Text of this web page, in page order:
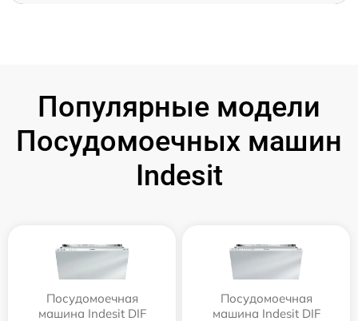
Популярные модели
Посудомоечных машин
Indesit
Посудомоечная
машина Indesit DIF
Посудомоечная
машина Indesit DIF